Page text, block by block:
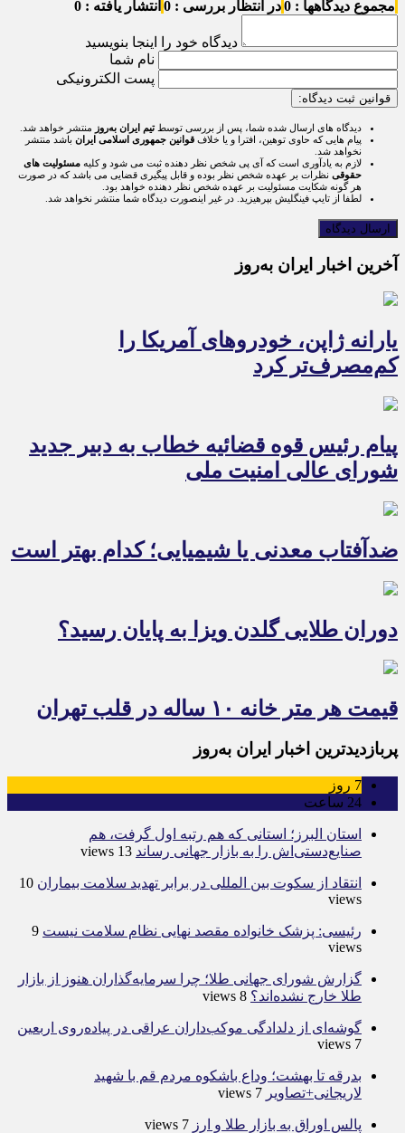
مجموع دیدگاهها : 0 در انتظار بررسی : 0 انتشار یافته : 0
دیدگاه خود را اینجا بنویسید
نام شما
پست الکترونیکی
قوانین ثبت دیدگاه:
دیدگاه های ارسال شده شما، پس از بررسی توسطتیم ایران به‌روز منتشر خواهد شد.
پیام هایی که حاوی توهین، افترا و یا خلاف قوانین جمهوری اسلامی ایران باشد منتشر
نخواهد شد.
لازم به یادآوری است که آی پی شخص نظر دهنده ثبت می شود و کلیه مسئولیت های
حقوقی نظرات بر عهده شخص نظر بوده و قابل پیگیری قضایی می باشد که در صورت
هر گونه شکایت مسئولیت بر عهده شخص نظر دهنده خواهد بود.
لطفا از تایپ فینگلیش بپرهیزید. در غیر اینصورت دیدگاه شما منتشر نخواهد شد.
آخرین اخبار ایران به‌روز
یارانه ژاپن، خودروهای آمریکا را
کم‌مصرف‌تر کرد
پیام رئیس قوه قضائیه خطاب به دبیر جدید
شورای عالی امنیت ملی
ضدآفتاب‌ معدنی یا شیمیایی؛ کدام بهتر است
دوران طلایی گلدن ویزا به پایان رسید؟
قیمت هر متر خانه ۱۰ ساله در قلب تهران
پربازدیدترین اخبار ایران به‌روز
7 روز
24 ساعت
استان البرز؛ استانی که هم رتبه اول گرفت، هم
صنایع‌دستی‌اش را به بازار جهانی رساند 13 views
انتقاد از سکوت بین المللی در برابر تهدید سلامت بیماران 10
views
رئیسی: پزشک خانواده مقصد نهایی نظام سلامت نیست 9
views
گزارش شورای جهانی طلا؛ چرا سرمایه‌گذاران هنوز از بازار
طلا خارج نشده‌اند؟ 8 views
گوشه‌ای از دلدادگی موکب‌داران عراقی در پیاده‌روی اربعین
7 views
بدرقه تا بهشت؛ وداع باشکوه مردم قم با شهید
لاریجانی+تصاویر 7 views
پالس اوراق به بازار طلا و ارز 7 views